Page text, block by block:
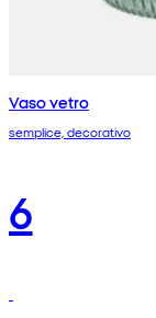
Vaso vetro
semplice, decorativo
6